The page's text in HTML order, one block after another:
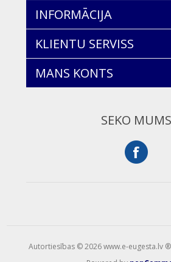
INFORMĀCIJA
KLIENTU SERVISS
MANS KONTS
SEKO MUMS
Autortiesības © 2026 www.e-eugesta.lv